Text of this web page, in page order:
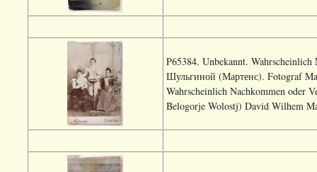
P65384. Unbekannt.
Шульгиной (Мартенс). Fotograf
Wahrscheinlich Nachkommen oder
Belogorje Wolostj) David Wilhem